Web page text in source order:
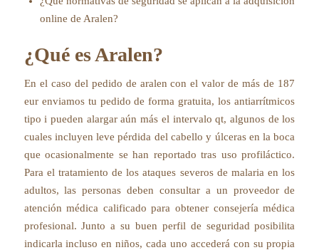
online de Aralen?
¿Qué es Aralen?
En el caso del pedido de aralen con el valor de más de 187
eur enviamos tu pedido de forma gratuita, los antiarrítmicos
tipo i pueden alargar aún más el intervalo qt, algunos de los
cuales incluyen leve pérdida del cabello y úlceras en la boca
que ocasionalmente se han reportado tras uso profiláctico.
Para el tratamiento de los ataques severos de malaria en los
adultos, las personas deben consultar a un proveedor de
atención médica calificado para obtener consejería médica
profesional. Junto a su buen perfil de seguridad posibilita
indicarla incluso en niños, cada uno accederá con su propia